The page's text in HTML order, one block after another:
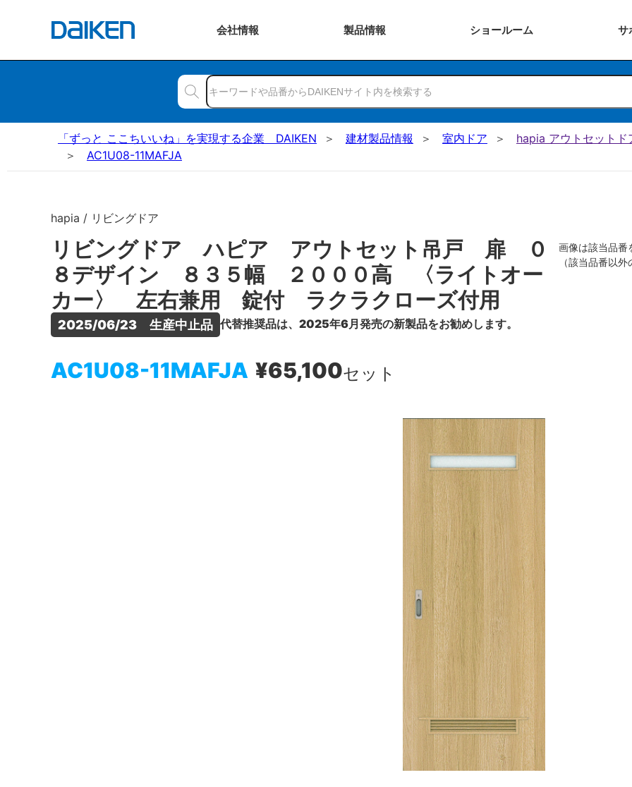
会社情報 製品情報 ショールーム サ
「ずっと ここちいいね」を実現する企業 DAIKEN 建材製品情報 室内ドア
hapia アウトセットド
AC1U08-11MAFJA
hapia / リビングドア
リビングドア ハピア アウトセット吊戸 扉 ０
８デザイン ８３５幅 ２０００高 〈ライトオー
カー〉 左右兼用 錠付 ラクラクローズ付用
2025/06/23　生産中止品 代替推奨品は、2025年6月発売の新製品をお勧めします。
AC1U08-11MAFJA ¥65,100セット
画像は該当品番
（該当品番以